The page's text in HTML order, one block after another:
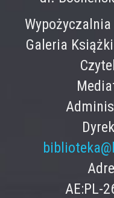
Galeria
AE:PL-